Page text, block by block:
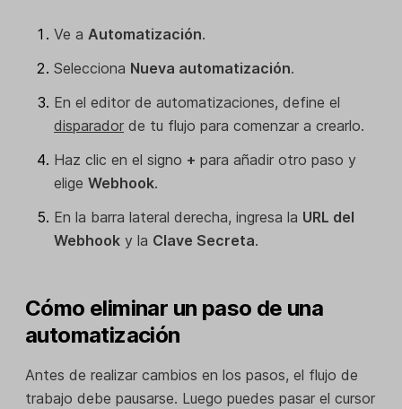
Ve a Automatización.
Selecciona Nueva automatización.
En el editor de automatizaciones, define el
disparador de tu flujo para comenzar a crearlo.
Haz clic en el signo + para añadir otro paso y
elige Webhook.
En la barra lateral derecha, ingresa la URL del
Webhook y la Clave Secreta.
Cómo eliminar un paso de una
automatización
Antes de realizar cambios en los pasos, el flujo de
trabajo debe pausarse. Luego puedes pasar el cursor